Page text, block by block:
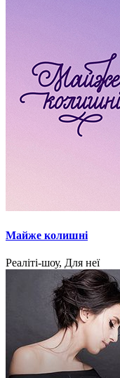
Майже колишні
Реаліті-шоу, Для неї